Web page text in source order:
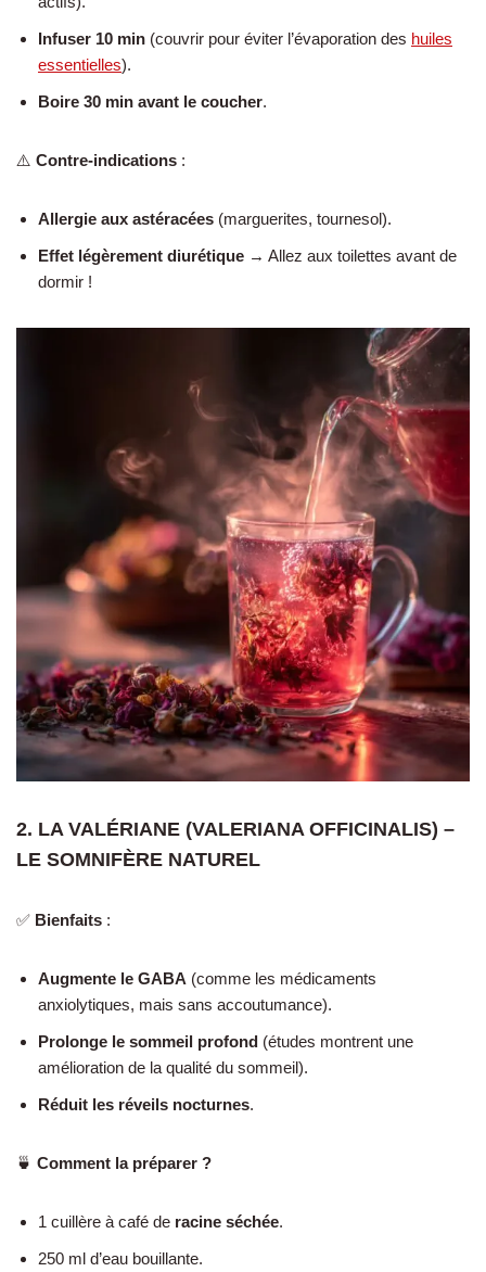
Infuser 10 min (couvrir pour éviter l’évaporation des huiles
essentielles).
Boire 30 min avant le coucher.
⚠️ Contre-indications :
Allergie aux astéracées (marguerites, tournesol).
Effet légèrement diurétique → Allez aux toilettes avant de
dormir !
2. LA VALÉRIANE (VALERIANA OFFICINALIS) –
LE SOMNIFÈRE NATUREL
✅ Bienfaits :
Augmente le GABA (comme les médicaments
anxiolytiques, mais sans accoutumance).
Prolonge le sommeil profond (études montrent une
amélioration de la qualité du sommeil).
Réduit les réveils nocturnes.
🍵 Comment la préparer ?
1 cuillère à café de racine séchée.
250 ml d’eau bouillante.